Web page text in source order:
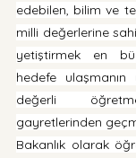
edebilen, bilim ve
milli değerlerine
yetiştirmek en
hedefe
değerli
gayretlerinden
Bakanlık olarak